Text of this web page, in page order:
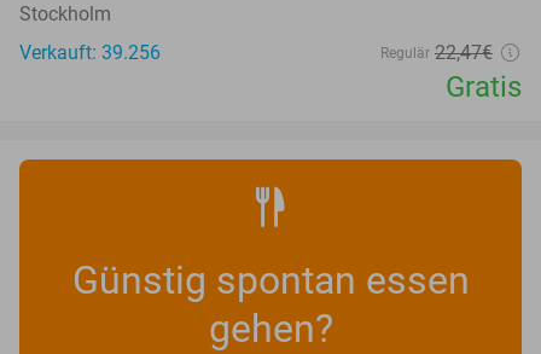
Stockholm
Verkauft: 39.256
Regulär 22,47€
Gratis
Günstig spontan essen
gehen?